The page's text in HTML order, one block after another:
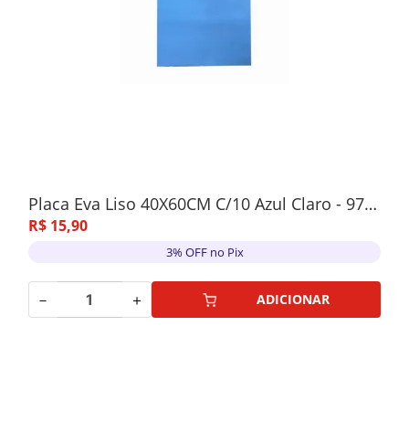
Placa Eva Liso 40X60CM C/10 Azul Claro - 9708
R$ 15,90
3% OFF no Pix
－ ＋ ADICIONAR